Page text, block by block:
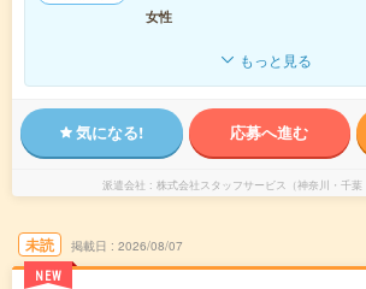
女性
もっと見る
気になる! 応募へ進む
派遣会社 株式会社スタッフサービス（神奈川・千葉
未読
NEW
掲載日 2026/08/07